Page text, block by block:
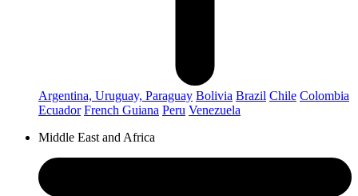
Argentina, Uruguay, Paraguay Bolivia Brazil Chile Colombia
Ecuador French Guiana Peru Venezuela
Middle East and Africa